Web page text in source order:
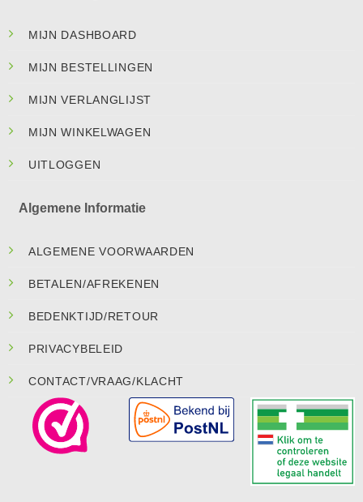
MIJN DASHBOARD
MIJN BESTELLINGEN
MIJN VERLANGLIJST
MIJN WINKELWAGEN
UITLOGGEN
Algemene Informatie
ALGEMENE VOORWAARDEN
BETALEN/AFREKENEN
BEDENKTIJD/RETOUR
PRIVACYBELEID
CONTACT/VRAAG/KLACHT